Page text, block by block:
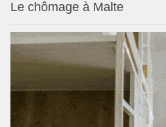
Le chômage à Malte